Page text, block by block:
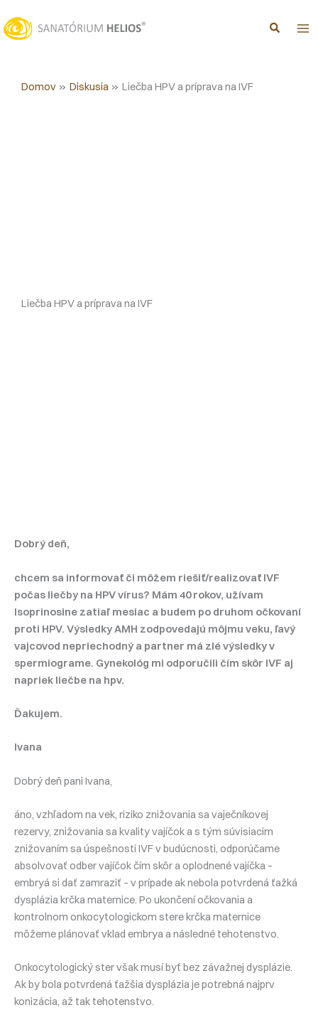
na
obsah
Domov Diskusia Liečba HPV a príprava na IVF
Liečba HPV a príprava na IVF
Dobrý deň,
chcem sa informovať či môžem riešiť/realizovať IVF
počas liečby na HPV vírus? Mám 40 rokov, užívam
Isoprinosine zatiaľ mesiac a budem po druhom očkovaní
proti HPV. Výsledky AMH zodpovedajú môjmu veku, ľavý
vajcovod nepriechodný a partner má zlé výsledky v
spermiograme. Gynekológ mi odporučili čím skôr IVF aj
napriek liečbe na hpv.
Ďakujem.
Ivana
Dobrý deň pani Ivana,
áno, vzhľadom na vek, riziko znižovania sa vaječníkovej
rezervy, znižovania sa kvality vajíčok a s tým súvisiacim
znižovaním sa úspešnosti IVF v budúcnosti, odporúčame
absolvovať odber vajíčok čím skôr a oplodnené vajíčka –
embryá si dať zamraziť – v prípade ak nebola potvrdená ťažká
dysplázia krčka maternice. Po ukončení očkovania a
kontrolnom onkocytologickom stere krčka maternice
môžeme plánovať vklad embrya a následné tehotenstvo.
Onkocytologický ster však musí byť bez závažnej dysplázie.
Ak by bola potvrdená ťažšia dysplázia je potrebná najprv
konizácia, až tak tehotenstvo.